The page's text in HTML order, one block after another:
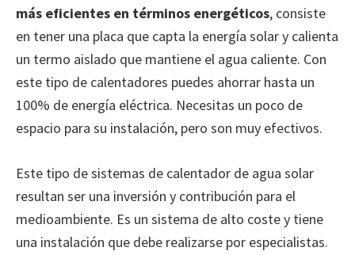
más eficientes en términos energéticos, consiste
en tener una placa que capta la energía solar y calienta
un termo aislado que mantiene el agua caliente. Con
este tipo de calentadores puedes ahorrar hasta un
100% de energía eléctrica. Necesitas un poco de
espacio para su instalación, pero son muy efectivos.
Este tipo de sistemas de calentador de agua solar
resultan ser una inversión y contribución para el
medioambiente. Es un sistema de alto coste y tiene
una instalación que debe realizarse por especialistas.